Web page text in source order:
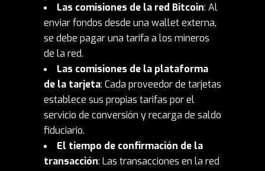
Las comisiones de la red Bitcoin: Al
enviar fondos desde una wallet externa,
se debe pagar una tarifa a los mineros
de la red.
Las comisiones de la plataforma
de la tarjeta: Cada proveedor de tarjetas
establece sus propias tarifas por el
servicio de conversión y recarga de saldo
fiduciario.
El tiempo de confirmación de la
transacción: Las transacciones en la red